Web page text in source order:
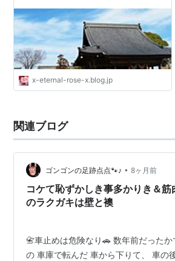
x-eternal-rose-x.blog.jp
関連ブログ
ゴンゴンの足跡点点🐾♪ • 8ヶ月前
コケて恥ずかしき事多かりき＆
のラクガキは壁と襖
📇車止めは危険なり🚗 数年前だったか
の 車庫で転んだ 車から下りて、 車の